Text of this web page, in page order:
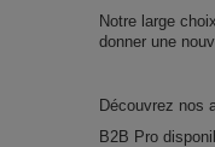
Notre large
donner une
Découvrez nos
B2B Pro